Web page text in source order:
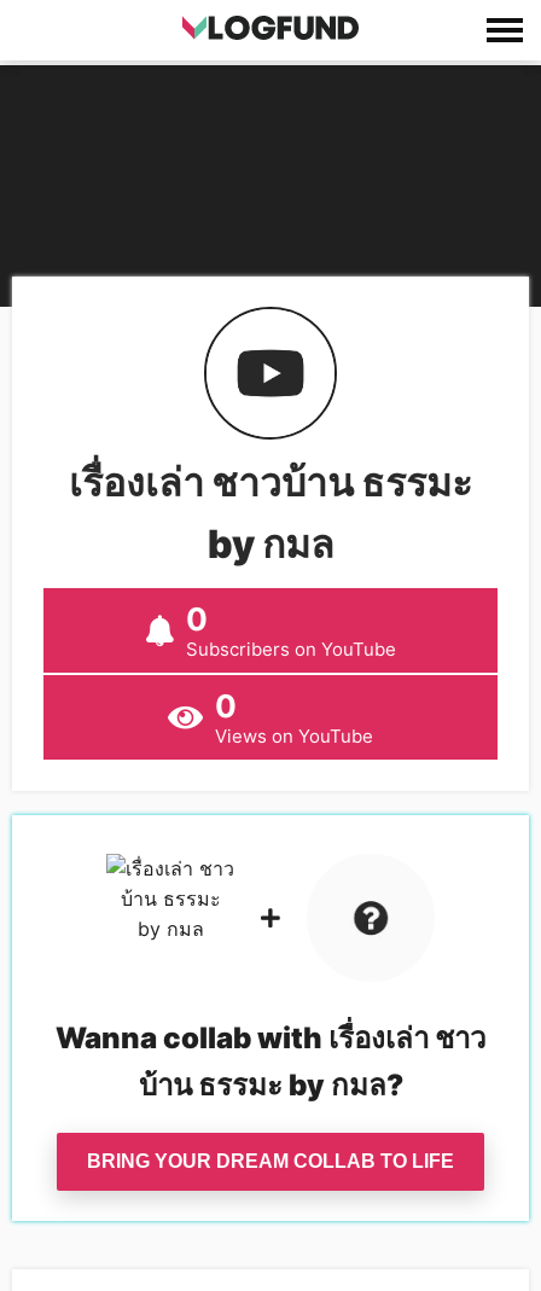
เรื่องเล่า ชาวบ้าน ธรรมะ
by กมล
0
Subscribers on YouTube
0
Views on YouTube
Wanna collab with เรื่องเล่า ชาว
บ้าน ธรรมะ by กมล?
BRING YOUR DREAM COLLAB TO LIFE